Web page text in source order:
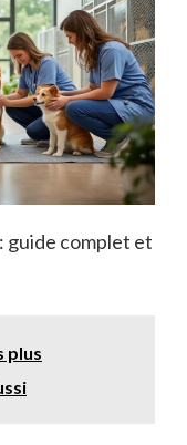
guide complet et
plus